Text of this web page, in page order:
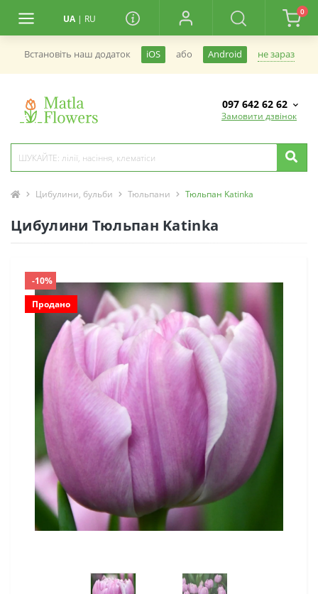
UA | RU
0
Встановiть наш додаток iOS або Android не зараз
097 642 62 62
Замовити дзвінок
Цибулини, бульби Тюльпани Тюльпан Katinka
Цибулини Тюльпан Katinka
-10%
Продано